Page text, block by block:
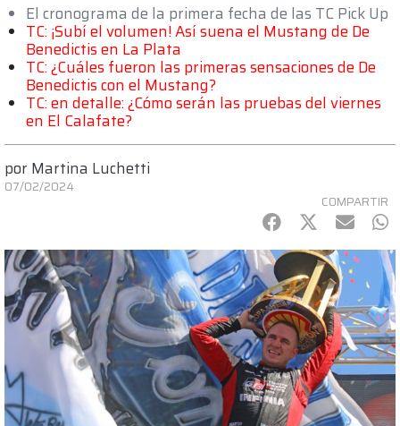
El cronograma de la primera fecha de las TC Pick Up
TC: ¡Subí el volumen! Así suena el Mustang de De
Benedictis en La Plata
TC: ¿Cuáles fueron las primeras sensaciones de De
Benedictis con el Mustang?
TC: en detalle: ¿Cómo serán las pruebas del viernes
en El Calafate?
por Martina Luchetti
07/02/2024
COMPARTIR
Facebook
Twitter
mail